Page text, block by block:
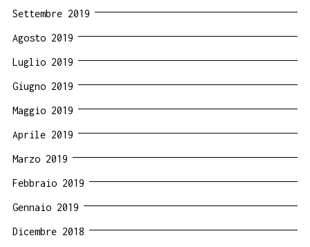
Settembre 2019
Agosto 2019
Luglio 2019
Giugno 2019
Maggio 2019
Aprile 2019
Marzo 2019
Febbraio 2019
Gennaio 2019
Dicembre 2018